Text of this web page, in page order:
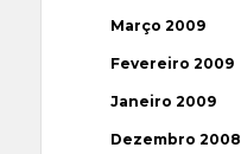
Março 2009
Fevereiro 2009
Janeiro 2009
Dezembro 2008